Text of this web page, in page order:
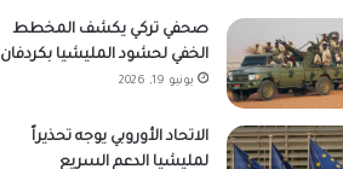
صحفي تركي يكشف المخطط
الخفي لحشود المليشيا بكردفان
يونيو 19, 2026
الاتحاد الأوروبي يوجه تحذيراً
لمليشيا الدعم السريع